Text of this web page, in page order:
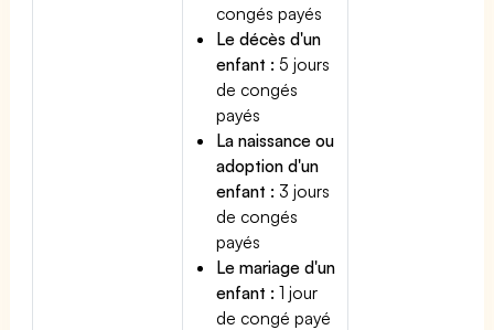
congés payés
Le décès d'un
enfant : 5 jours
de congés
payés
La naissance ou
adoption d'un
enfant : 3 jours
de congés
payés
Le mariage d'un
enfant : 1 jour
de congé payé